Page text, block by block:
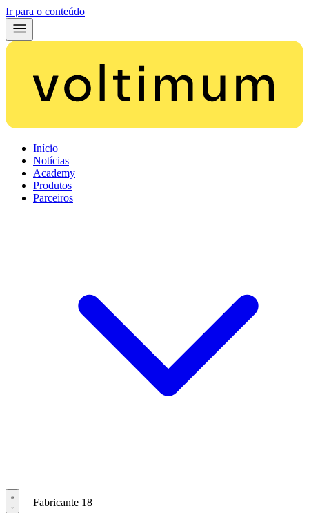
Ir para o conteúdo
Início
Notícias
Academy
Produtos
Parceiros
Fabricante 18